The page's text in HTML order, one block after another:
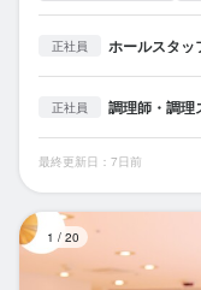
正社員 ホールスタッ
正社員 調理師・調理
最終更新日：7日前
1 / 20